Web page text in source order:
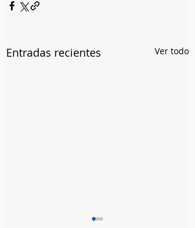
Entradas recientes Ver todo